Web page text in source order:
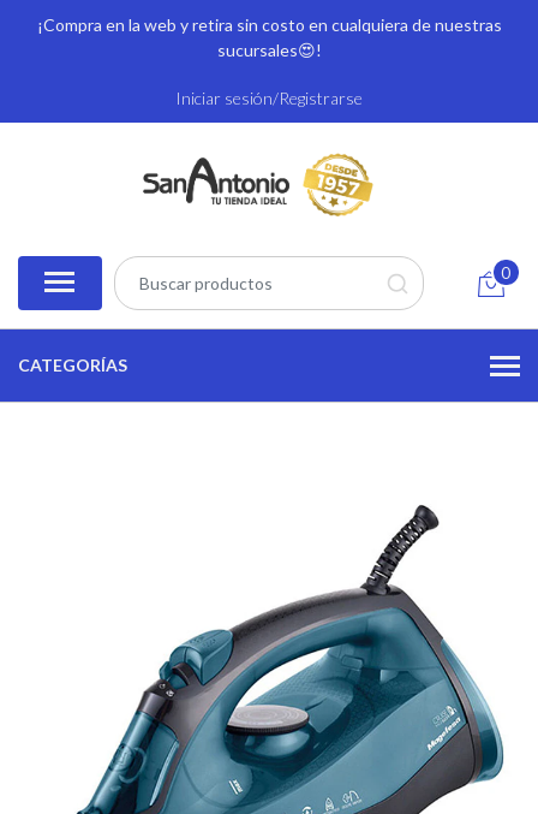
¡Compra en la web y retira sin costo en cualquiera de nuestras
sucursales😍!
Iniciar sesión/Registrarse
0
CATEGORÍAS